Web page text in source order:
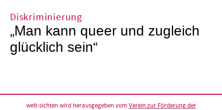
Diskriminierung
„Man kann queer und zugleich
glücklich sein“
welt-sichten wird herausgegeben vom Verein zur Förderung der